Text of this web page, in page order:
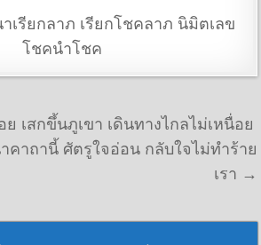
เรียกลาภ เรียกโชคลาภ นิมิตเลข
โชคนำโชค
เสกขึ้นภูเขา เดินทางไกลไม่เหนื่อย
คาถานี้ ศัตรูใจอ่อน กลับใจไม่ทำร้าย
เรา →